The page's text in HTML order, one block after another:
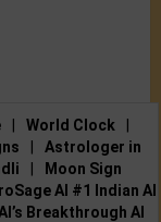
| World Clock
|
|
Astrologer in
|
Moon Sign
AI #1 Indian AI
Breakthrough AI